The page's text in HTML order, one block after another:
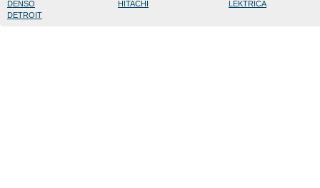
DENSO
DETROIT
HITACHI
LEKTRICA